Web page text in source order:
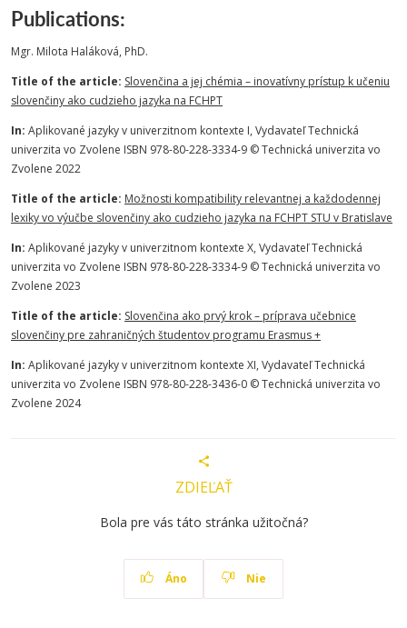
Publications:
Mgr. Milota Haláková, PhD.
Title of the article: Slovenčina a jej chémia – inovatívny prístup k učeniu
slovenčiny ako cudzieho jazyka na FCHPT
In: Aplikované jazyky v univerzitnom kontexte I, Vydavateľ Technická
univerzita vo Zvolene ISBN 978-80-228-3334-9 © Technická univerzita vo
Zvolene 2022
Title of the article: Možnosti kompatibility relevantnej a každodennej
lexiky vo výučbe slovenčiny ako cudzieho jazyka na FCHPT STU v Bratislave
In: Aplikované jazyky v univerzitnom kontexte X, Vydavateľ Technická
univerzita vo Zvolene ISBN 978-80-228-3334-9 © Technická univerzita vo
Zvolene 2023
Title of the article: Slovenčina ako prvý krok – príprava učebnice
slovenčiny pre zahraničných študentov programu Erasmus +
In: Aplikované jazyky v univerzitnom kontexte XI, Vydavateľ Technická
univerzita vo Zvolene ISBN 978-80-228-3436-0 © Technická univerzita vo
Zvolene 2024
ZDIEĽAŤ
Bola pre vás táto stránka užitočná?
Áno Nie